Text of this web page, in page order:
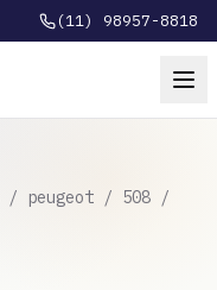
(11) 98957-8818
/ peugeot / 508 /